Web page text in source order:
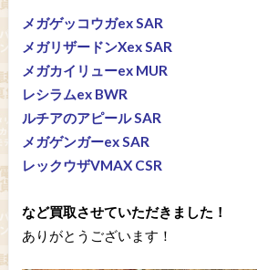
メガゲッコウガex SAR
メガリザードンXex SAR
メガカイリューex MUR
レシラムex BWR
ルチアのアピール SAR
メガゲンガーex SAR
レックウザVMAX CSR
など買取させていただきました！
ありがとうございます！